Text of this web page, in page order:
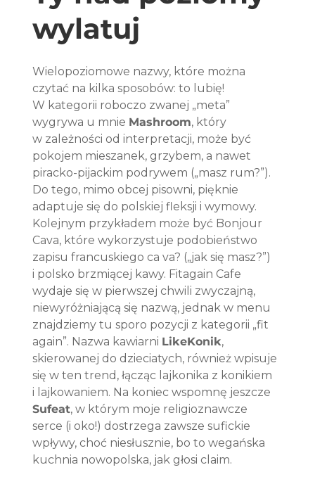
wylatuj
Wielopoziomowe nazwy, które można
czytać na kilka sposobów: to lubię!
W kategorii roboczo zwanej „meta”
wygrywa u mnie Mashroom, który
w zależności od interpretacji, może być
pokojem mieszanek, grzybem, a nawet
piracko-pijackim podrywem („masz rum?”).
Do tego, mimo obcej pisowni, pięknie
adaptuje się do polskiej fleksji i wymowy.
Kolejnym przykładem może być Bonjour
Cava, które wykorzystuje podobieństwo
zapisu francuskiego ca va? („jak się masz?”)
i polsko brzmiącej kawy. Fitagain Cafe
wydaje się w pierwszej chwili zwyczajną,
niewyróżniającą się nazwą, jednak w menu
znajdziemy tu sporo pozycji z kategorii „fit
again”. Nazwa kawiarni LikeKonik,
skierowanej do dzieciatych, również wpisuje
się w ten trend, łącząc lajkonika z konikiem
i lajkowaniem. Na koniec wspomnę jeszcze
Sufeat, w którym moje religioznawcze
serce (i oko!) dostrzega zawsze sufickie
wpływy, choć niesłusznie, bo to wegańska
kuchnia nowopolska, jak głosi claim.